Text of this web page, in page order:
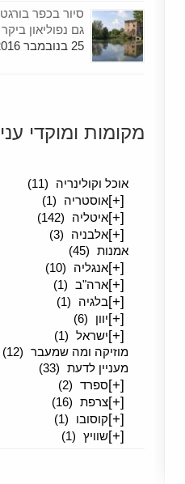
סיור בכפר
גם נפוליאון
25 בנובמבר 2016
מקומות ומוקדי
אוכל וקולינריה
(11)
[+]אוסטריה (1)
[+]איטליה (142)
[+]אלבניה
(3)
אמנות (45)
[+]אנגליה (10)
[+]ארה"ב (1)
[+]בלגיה (1)
[+]יוון (6)
[+]ישראל (1)
מוזיקה ומה שמעבר (12)
מעניין לדעת (33)
[+]ספרד (2)
[+]צרפת (16)
[+]קוסובו (1)
[+]שוויץ (1)